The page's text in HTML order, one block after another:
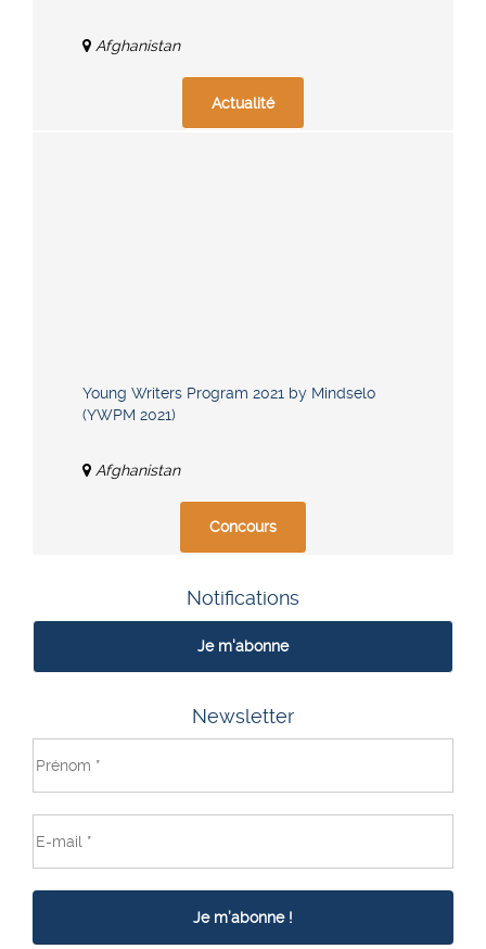
Afghanistan
Actualité
Young Writers Program 2021 by Mindselo
(YWPM 2021)
Afghanistan
Concours
Notifications
Je m'abonne
Newsletter